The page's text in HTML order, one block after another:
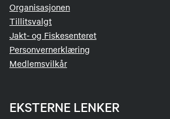
Organisasjonen
Tillitsvalgt
Jakt- og Fiskesenteret
Personvernerklæring
Medlemsvilkår
EKSTERNE LENKER